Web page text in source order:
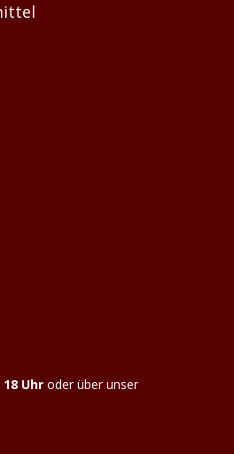
Uhroder über unser